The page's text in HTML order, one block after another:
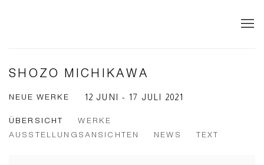
SHOZO MICHIKAWA
NEUE WERKE 12 JUNI - 17 JULI 2021
ÜBERSICHT
WERKE
AUSSTELLUNGSANSICHTEN
NEWS TEXT